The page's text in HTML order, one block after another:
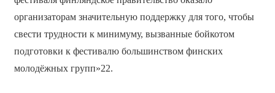
организаторам значительную поддержку для того, чтобы
свести трудности к минимуму, вызванные бойкотом
подготовки к фестивалю большинством финских
молодёжных групп»22.